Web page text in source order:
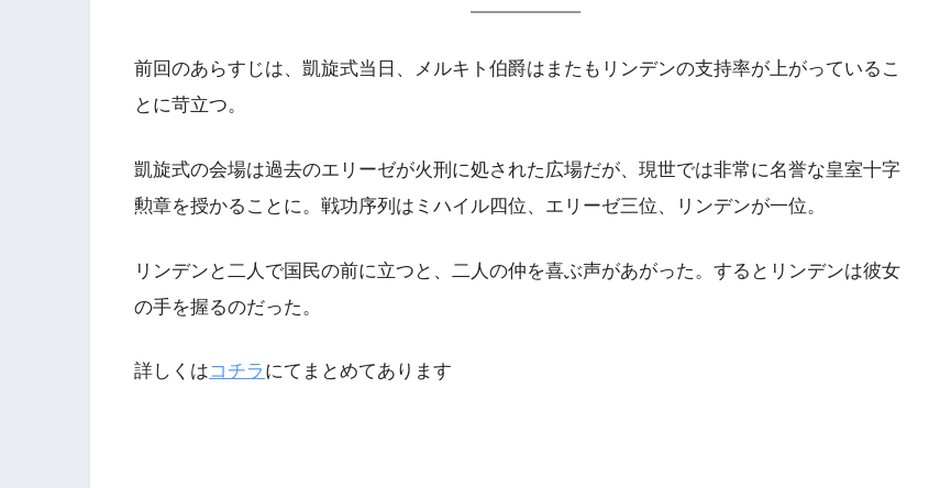
前回のあらすじは、凱旋式当日、メルキト伯爵はまたもリンデンの支持率が上がっているこ
とに苛立つ。
凱旋式の会場は過去のエリーゼが火刑に処された広場だが、現世では非常に名誉な皇室十字
勲章を授かることに。戦功序列はミハイル四位、エリーゼ三位、リンデンが一位。
リンデンと二人で国民の前に立つと、二人の仲を喜ぶ声があがった。するとリンデンは彼女
の手を握るのだった。
詳しくはコチラ にてまとめてあります